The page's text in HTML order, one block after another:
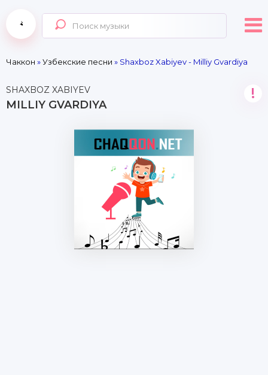
Чаккон »Узбекские песни » Shaxboz Xabiyev - Milliy Gvardiya
SHAXBOZ XABIYEV
MILLIY GVARDIYA
!